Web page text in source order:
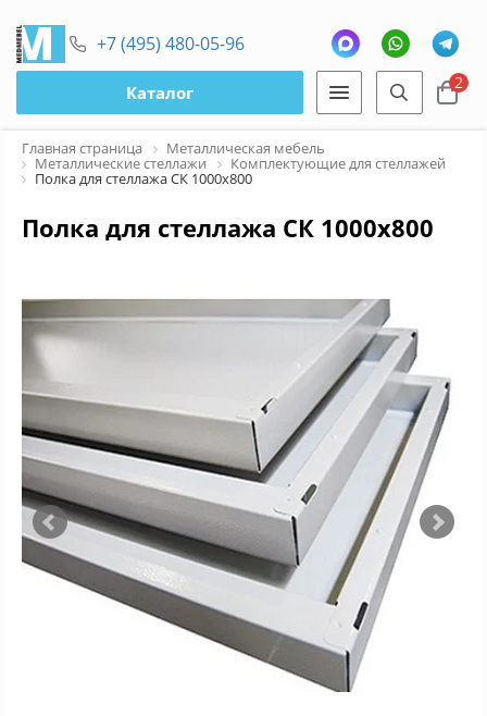
+7 (495) 480-05-96
Каталог 2
Главная страница Металлическая мебель
Металлические стеллажи Комплектующие для стеллажей
Полка для стеллажа СК 1000x800
Полка для стеллажа СК 1000x800